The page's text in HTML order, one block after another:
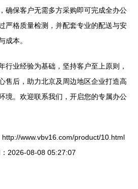
确保客户无需多方采购即可完成全办公
严格质量检测，并配套专业的配送与安
成本。
行业经验为基础，坚持客户至上原则，
售后，助力北京及周边地区企业打造高
境。欢迎联系我们，开启您的专属办公
www.vbv16.com/product/10.html
2026-08-08 05:27:07